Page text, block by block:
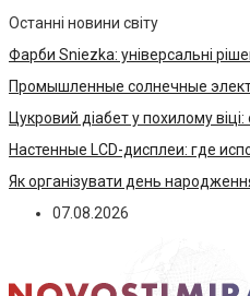
Останні новини світу
Фарби Sniezka: універсальні
Промышленные солнечные
Цукровий діабет у похилому
Настенные LCD-дисплеи: где
Як організувати день
07.08.2026